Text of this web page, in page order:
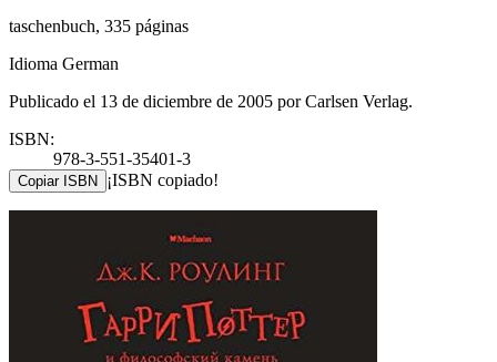
taschenbuch, 335 páginas
Idioma German
Publicado el 13 de diciembre de 2005 por Carlsen Verlag.
ISBN:
978-3-551-35401-3
Copiar ISBN ¡ISBN copiado!